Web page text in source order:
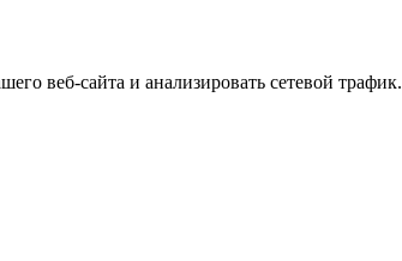
веб-сайта и анализировать сетевой трафик.